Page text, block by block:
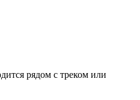
рядом с треком или